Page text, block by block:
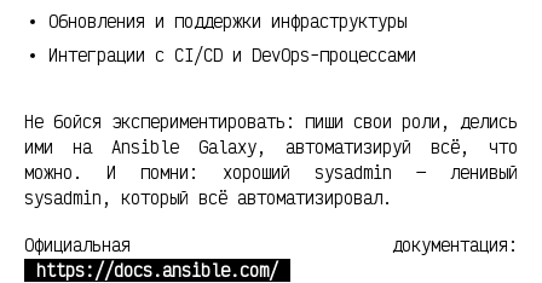
Обновления и поддержки инфраструктуры
Интеграции с CI/CD и DevOps-процессами
Не бойся экспериментировать: пиши свои роли, делись
ими на Ansible Galaxy, автоматизируй всё, что
можно. И помни: хороший sysadmin — ленивый
sysadmin, который всё автоматизировал.
Официальная документация:
https://docs.ansible.com/